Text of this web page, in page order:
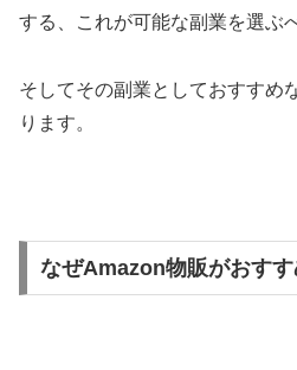
する、これが可能な副業を選ぶ
そしてその副業としておすすめ
ります。
なぜAmazon物販がおすす